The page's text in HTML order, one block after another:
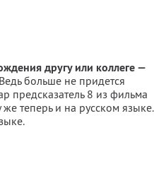
другу или коллеге —
Ведь больше не придется
предсказатель 8 из фильма
теперь и на русском языке.